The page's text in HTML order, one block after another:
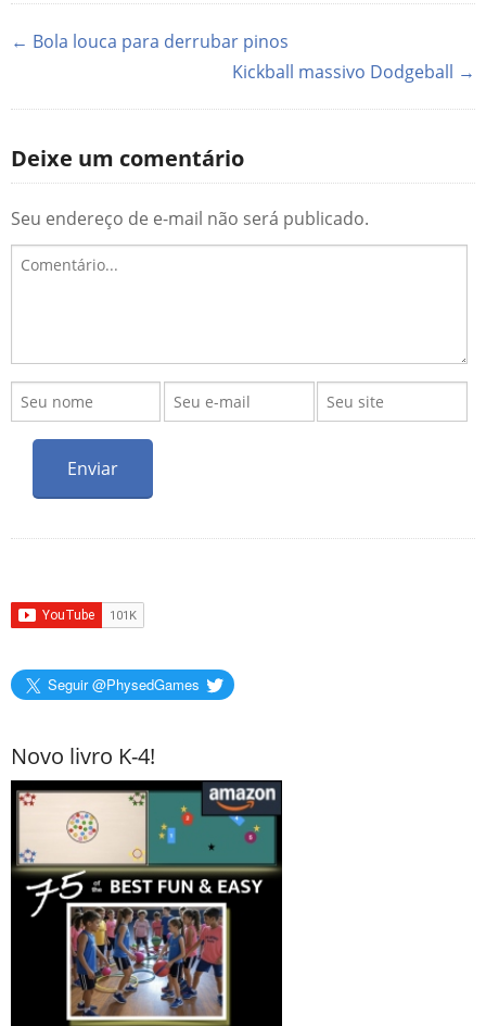
← Bola louca para derrubar pinos
Kickball massivo Dodgeball →
Deixe um comentário
Seu endereço de e-mail não será publicado.
Seguir @PhysedGames
Novo livro K-4!